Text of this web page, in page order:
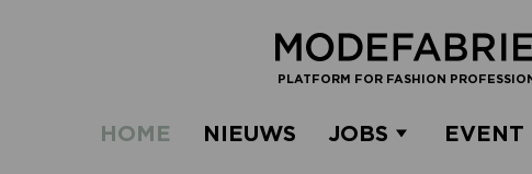
PLATFORM FOR FASHION
HOME NIEUWS JOBS EVENT